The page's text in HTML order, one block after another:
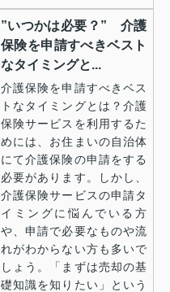
”いつかは必要？” 介護
保険を申請すべきベスト
なタイミングと...
介護保険を申請すべきベス
トなタイミングとは？介護
保険サービスを利用するた
めには、お住まいの自治体
にて介護保険の申請をする
必要があります。しかし、
介護保険サービスの申請タ
イミングに悩んでいる方
や、申請で必要なものや流
れがわからない方も多いで
しょう。「まずは売却の基
礎知識を知りたい」という